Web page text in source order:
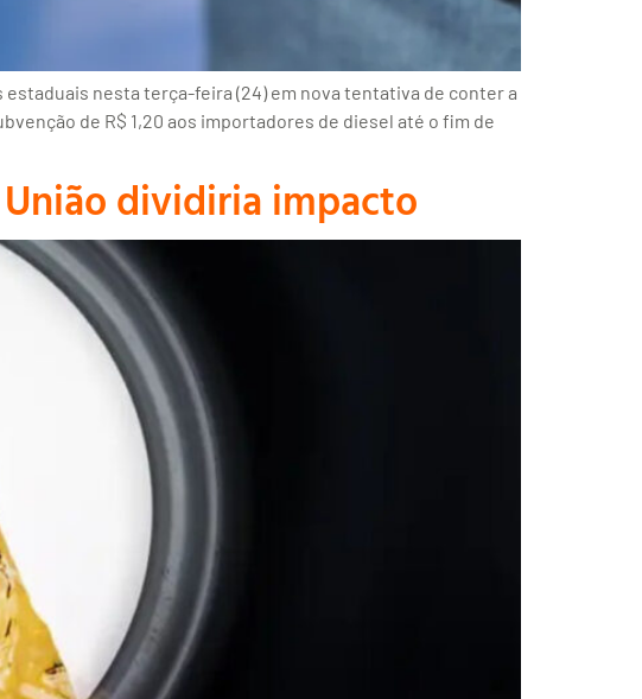
nesta terça-feira (24) em nova tentativa de conter a
de R$ 1,20 aos importadores de diesel até o fim de
dividiria impacto